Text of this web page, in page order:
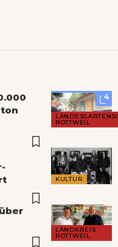
4
ROTTWEIL
KULTUR
LANDKREIS
ROTTWEIL